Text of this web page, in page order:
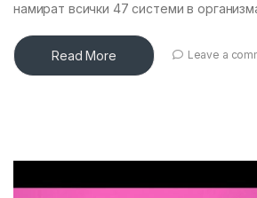
намират всички 47 системи в
Read More Leave a